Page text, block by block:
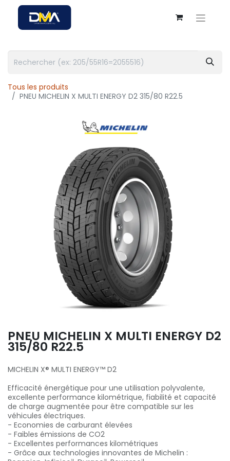
Tous les produits
PNEU MICHELIN X MULTI ENERGY D2 315/80 R22.5
PNEU MICHELIN X MULTI ENERGY D2
315/80 R22.5
MICHELIN X® MULTI ENERGY™ D2
Efficacité énergétique pour une utilisation polyvalente,
excellente performance kilométrique, fiabilité et capacité
de charge augmentée pour être compatible sur les
véhicules électriques.
- Economies de carburant élevées
- Faibles émissions de CO2
- Excellentes performances kilométriques
- Grâce aux technologies innovantes de Michelin :